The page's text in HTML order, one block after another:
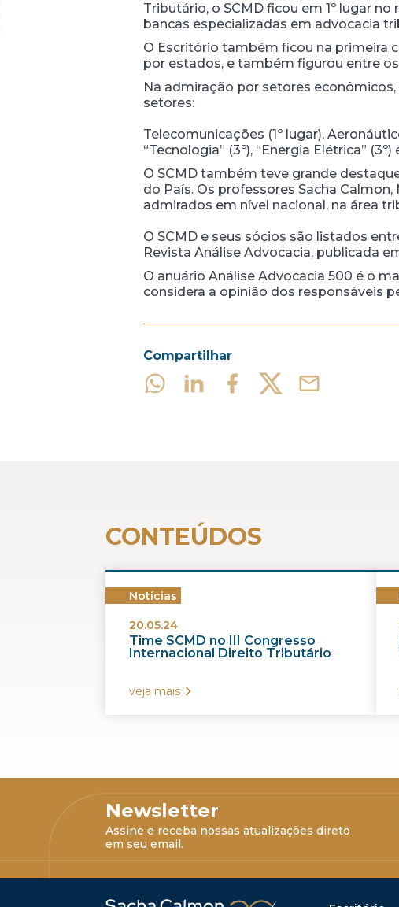
Tributário, o SCMD ficou em 1º lugar
bancas especializadas em advocacia
O Escritório também ficou na primeira
por estados, e também figurou entre
Na admiração por setores
setores:
Telecomunicações (1º lugar),
“Tecnologia” (3º), “Energia Elétrica”
O SCMD também teve grande
do País. Os professores Sacha
admirados em nível nacional, na área
O SCMD e seus sócios são listados
Revista Análise Advocacia, publicada
O anuário Análise Advocacia 500 é o
considera a opinião dos responsáveis
Compartilhar
CONTEÚDOS
Notícias
20.05.24
Time SCMD no III Congresso
Internacional Direito Tributário
veja mais
Newsletter
Assine e receba nossas atualizações direto
em seu email.